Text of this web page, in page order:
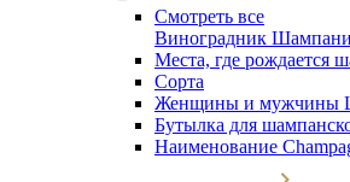
Смотреть все
Виноградник Шампани
Места, где рождается
Сорта
Женщины и мужчины
Бутылка для
Наименование